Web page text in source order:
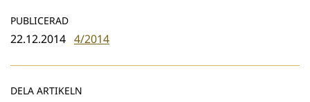
PUBLICERAD
22.12.2014 4/2014
DELA ARTIKELN